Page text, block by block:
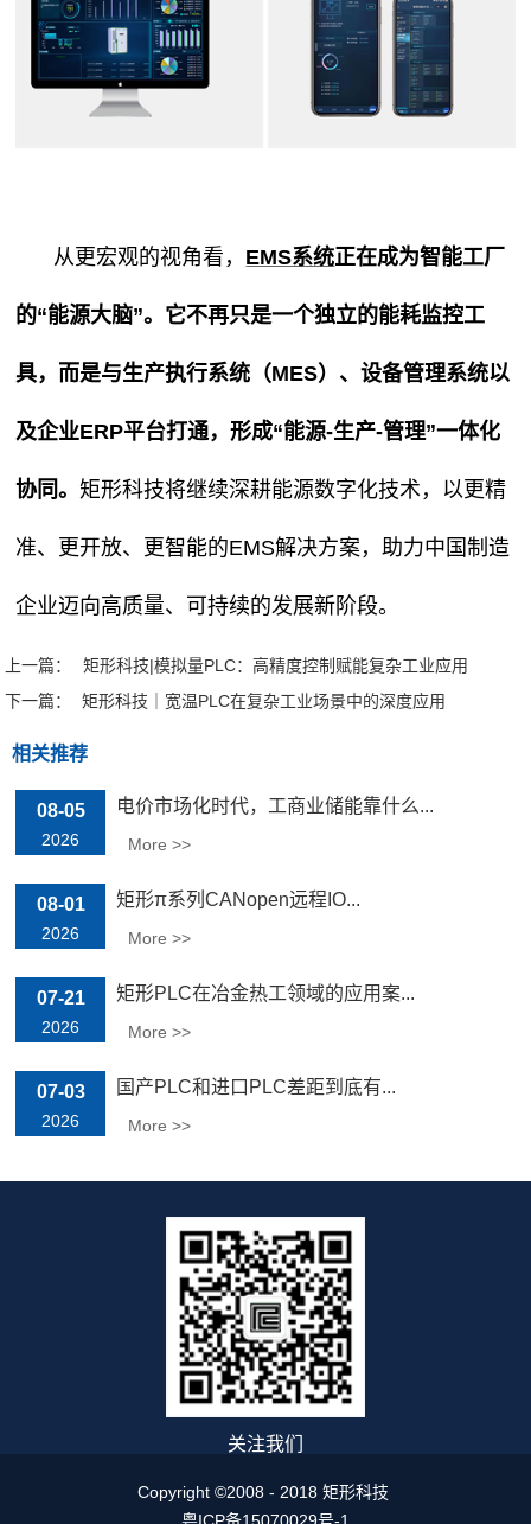
从更宏观的视角看， EMS系统正在成为智能工厂
的“能源大脑”。它不再只是一个独立的能耗监控工
具，而是与生产执行系统（MES）、设备管理系统以
及企业ERP平台打通，形成“能源-生产-管理”一体化
协同。 矩形科技将继续深耕能源数字化技术，以更精
准、更开放、更智能的EMS解决方案，助力中国制造
企业迈向高质量、可持续的发展新阶段。
上一篇：
矩形科技|模拟量PLC：高精度控制赋能复杂工业应用
下一篇：
矩形科技｜宽温PLC在复杂工业场景中的深度应用
相关推荐
08-05
2026
电价市场化时代，工商业储能靠什么...
More >>
08-01
2026
矩形π系列CANopen远程IO...
More >>
07-21
2026
矩形PLC在冶金热工领域的应用案...
More >>
07-03
2026
国产PLC和进口PLC差距到底有...
More >>
关注我们
Copyright ©2008 - 2018 矩形科技